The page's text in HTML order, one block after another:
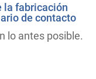
la fabricación
de contacto
lo antes posible.